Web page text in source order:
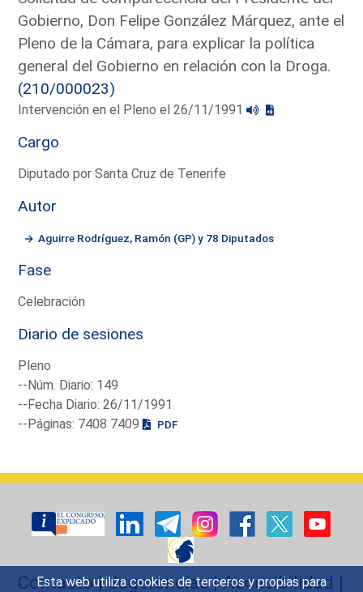
Esta web utiliza cookies de terceros y propias para
Gobierno, Don Felipe González Márquez, ante el
Pleno de la Cámara, para explicar la política
general del Gobierno en relación con la Droga.
(210/000023)
Intervención en el Pleno el 26/11/1991
Cargo
Diputado por Santa Cruz de Tenerife
Autor
Aguirre Rodríguez, Ramón (GP) y 78 Diputados
Fase
Celebración
Diario de sesiones
Pleno
--Núm. Diario: 149
--Fecha Diario: 26/11/1991
--Páginas: 7408 7409
PDF
Contacto|Sugerencias|Accesibilidad |